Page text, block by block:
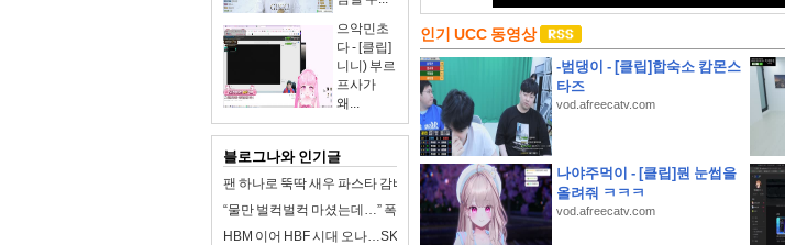
으악민초
다 - [클립]
니니) 부르
프사가
왜...
블로그나와 인기글
팬 하나로 뚝딱 새우 파스타 감바스 원팬파스타 만들기
“물만 벌컥벌컥 마셨는데…” 폭염에 맹물이 독이 되는 이유
HBM 이어 HBF 시대 오나…SK하이닉스, 첫 표준규격 공개
인기 UCC 동영상
-범댕이 - [클립]합숙소 캄몬스
타즈
vod.afreecatv.com
나야주먹이 - [클립]뭔 눈썹을
올려줘 ㅋㅋㅋ
vod.afreecatv.com